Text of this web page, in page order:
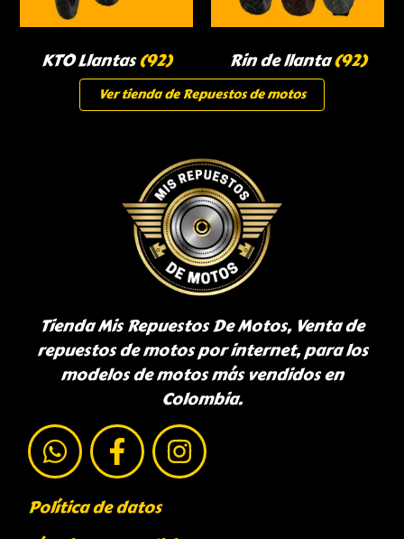
KTO Llantas(92) Rin de llanta(92)
Ver tienda de Repuestos de motos
Tienda Mis Repuestos De Motos, Venta de
repuestos de motos por internet, para los
modelos de motos más vendidos en
Colombia.
Política de datos